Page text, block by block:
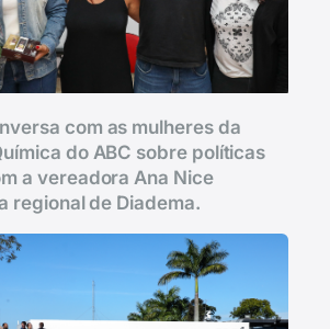
com as mulheres da
do ABC sobre políticas
a vereadora Ana Nice
regional de Diadema.